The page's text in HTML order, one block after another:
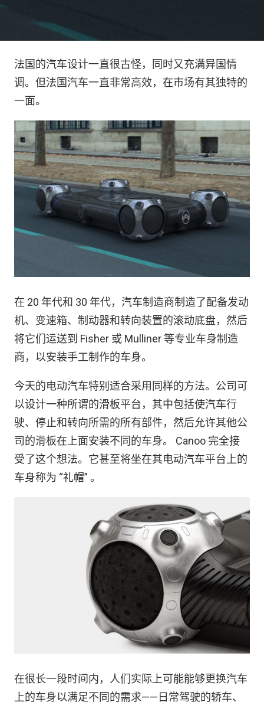
法国的汽车设计一直很古怪，同时又充满异国情
调。但法国汽车一直非常高效，在市场有其独特的
一面。
在 20 年代和 30 年代，汽车制造商制造了配备发动
机、变速箱、制动器和转向装置的滚动底盘，然后
将它们运送到 Fisher 或 Mulliner 等专业车身制造
商，以安装手工制作的车身。
今天的电动汽车特别适合采用同样的方法。公司可
以设计一种所谓的滑板平台，其中包括使汽车行
驶、停止和转向所需的所有部件，然后允许其他公
司的滑板在上面安装不同的车身。 Canoo 完全接
受了这个想法。它甚至将坐在其电动汽车平台上的
车身称为 “礼帽” 。
在很长一段时间内，人们实际上可能能够更换汽车
上的车身以满足不同的需求——日常驾驶的轿车、